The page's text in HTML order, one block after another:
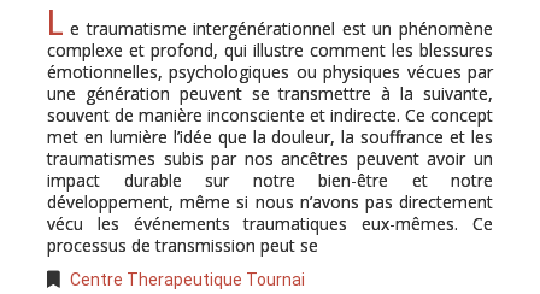
L e traumatisme intergénérationnel est un phénomène
complexe et profond, qui illustre comment les blessures
émotionnelles, psychologiques ou physiques vécues par
une génération peuvent se transmettre à la suivante,
souvent de manière inconsciente et indirecte. Ce concept
met en lumière l’idée que la douleur, la souffrance et les
traumatismes subis par nos ancêtres peuvent avoir un
impact durable sur notre bien-être et notre
développement, même si nous n’avons pas directement
vécu les événements traumatiques eux-mêmes. Ce
processus de transmission peut se
Centre Therapeutique Tournai